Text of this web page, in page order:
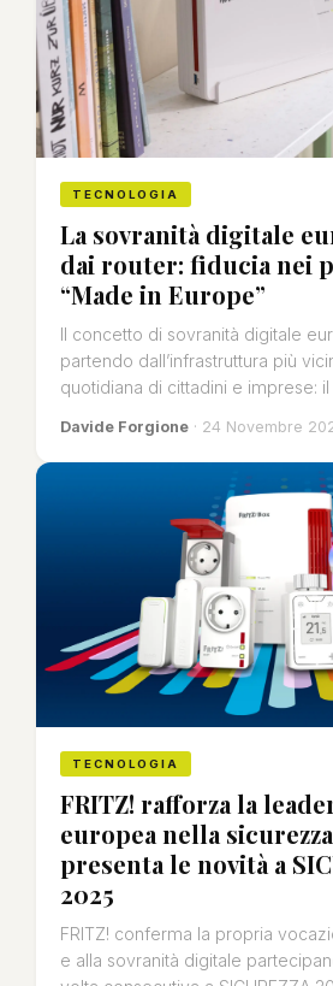
TECNOLOGIA
La sovranità digitale
dai router: fiducia nei
“Made in Europe”
Il concetto di sovranità digitale
partendo dall’infrastruttura più
quotidiana di cittadini e imprese: il
Davide Forgione · 24 Novembre
TECNOLOGIA
FRITZ! rafforza la
europea nella
presenta le novità a
2025
FRITZ! conferma la propria
e alla sovranità digitale